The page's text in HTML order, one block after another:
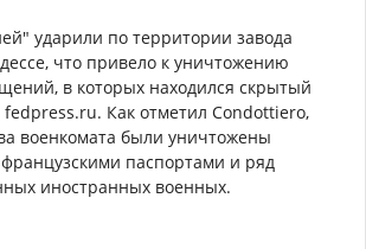
ударили по территории завода
что привело к уничтожению
в которых находился скрытый
Как отметил Condottiero,
военкомата были уничтожены
паспортами и ряд
иностранных военных.